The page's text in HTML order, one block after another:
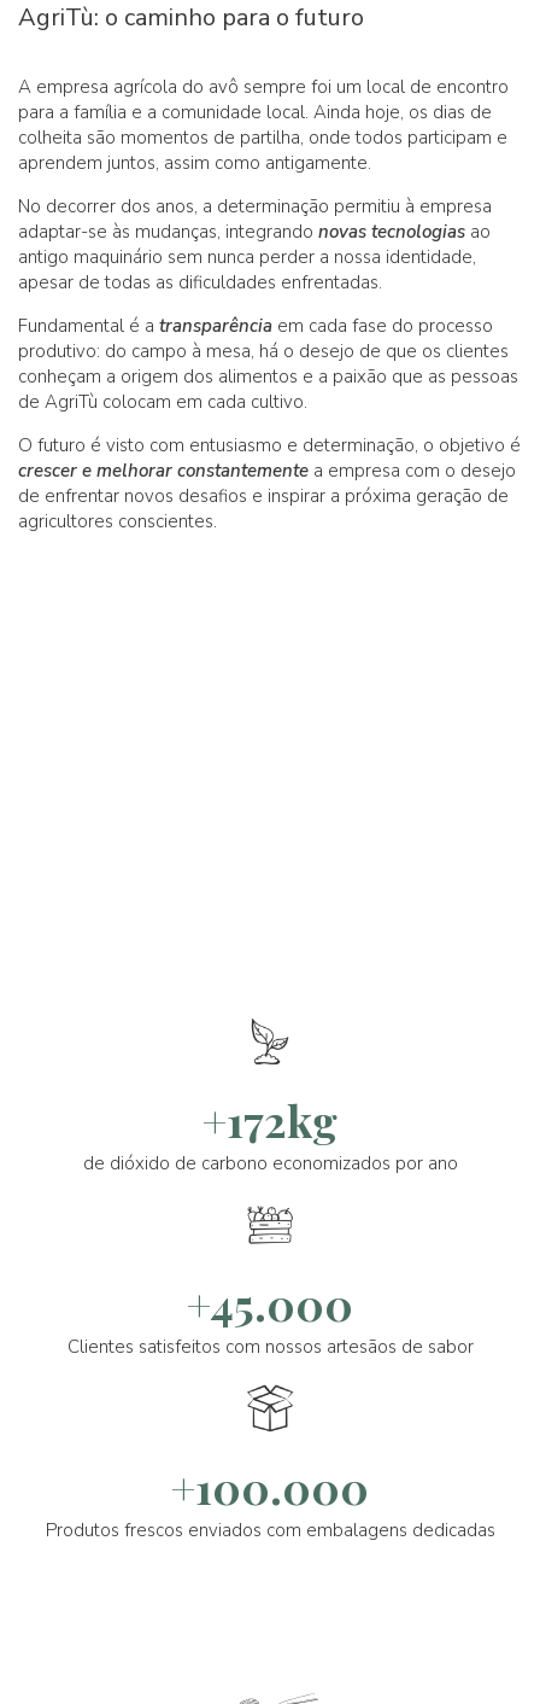
AgriTù: o caminho para o futuro
A empresa agrícola do avô sempre foi um local de encontro
para a família e a comunidade local. Ainda hoje, os dias de
colheita são momentos de partilha, onde todos participam e
aprendem juntos, assim como antigamente.
No decorrer dos anos, a determinação permitiu à empresa
adaptar-se às mudanças, integrando novas tecnologias ao
antigo maquinário sem nunca perder a nossa identidade,
apesar de todas as dificuldades enfrentadas.
Fundamental é a transparência em cada fase do processo
produtivo: do campo à mesa, há o desejo de que os clientes
conheçam a origem dos alimentos e a paixão que as pessoas
de AgriTù colocam em cada cultivo.
O futuro é visto com entusiasmo e determinação, o objetivo é
crescer e melhorar constantemente a empresa com o desejo
de enfrentar novos desafios e inspirar a próxima geração de
agricultores conscientes.
+172kg
de dióxido de carbono economizados por ano
+45.000
Clientes satisfeitos com nossos artesãos de sabor
+100.000
Produtos frescos enviados com embalagens dedicadas